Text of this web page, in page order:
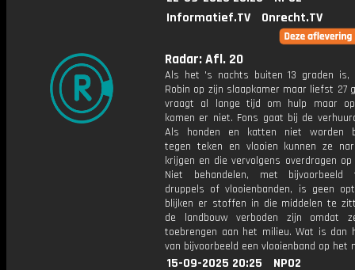
Informatief.TV
Onrecht.TV
Radar: Afl. 20
Als het 's nachts buiten 13 graden
Robin op zijn slaapkamer maar liefst 27
vraagt al lange tijd om hulp maar
komen er niet. Fons gaat bij de
Als honden en katten niet worden
tegen teken en vlooien kunnen ze
krijgen en die vervolgens overdragen
Niet behandelen, met bijvoorbeeld
druppels of vlooienbanden, is geen
blijken er stoffen in die middelen te
de landbouw verboden zijn omdat
toebrengen aan het milieu. Wat is dan
van bijvoorbeeld een vlooienband op het
15-09-2025 20:25
NPO2